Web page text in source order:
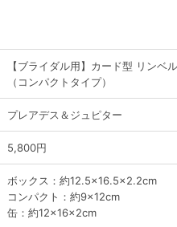
【ブライダル用】カード型 リンベ
（コンパクトタイプ）
プレアデス＆ジュピター
5,800円
ボックス：約12.5×16.5×2.2cm
コンパクト：約9×12cm
缶：約12×16×2cm